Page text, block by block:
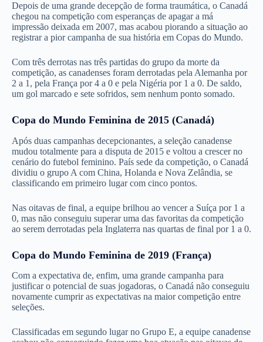
Depois de uma grande decepção de forma traumática, o Canadá
chegou na competição com esperanças de apagar a má
impressão deixada em 2007, mas acabou piorando a situação ao
registrar a pior campanha de sua história em Copas do Mundo.
Com três derrotas nas três partidas do grupo da morte da
competição, as canadenses foram derrotadas pela Alemanha por
2 a 1, pela França por 4 a 0 e pela Nigéria por 1 a 0. De saldo,
um gol marcado e sete sofridos, sem nenhum ponto somado.
Copa do Mundo Feminina de 2015 (Canadá)
Após duas campanhas decepcionantes, a seleção canadense
mudou totalmente para a disputa de 2015 e voltou a crescer no
cenário do futebol feminino. País sede da competição, o Canadá
dividiu o grupo A com China, Holanda e Nova Zelândia, se
classificando em primeiro lugar com cinco pontos.
Nas oitavas de final, a equipe brilhou ao vencer a Suíça por 1 a
0, mas não conseguiu superar uma das favoritas da competição
ao serem derrotadas pela Inglaterra nas quartas de final por 1 a 0.
Copa do Mundo Feminina de 2019 (França)
Com a expectativa de, enfim, uma grande campanha para
justificar o potencial de suas jogadoras, o Canadá não conseguiu
novamente cumprir as expectativas na maior competição entre
seleções.
Classificadas em segundo lugar no Grupo E, a equipe canadense